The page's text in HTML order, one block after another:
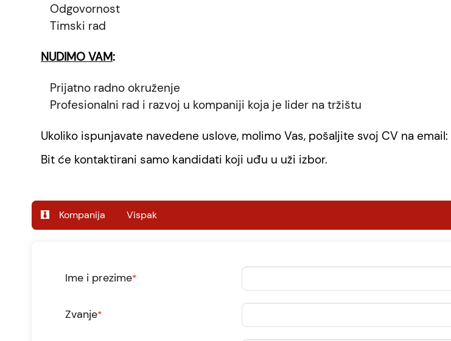
Odgovornost
Timski rad
NUDIMO VAM:
Prijatno radno okruženje
Profesionalni rad i razvoj u kompaniji koja je lider na tržištu
Ukoliko ispunjavate navedene uslove, molimo Vas, pošaljite svoj CV na email:
Bit će kontaktirani samo kandidati koji uđu u uži izbor.
Kompanija Vispak
Ime i prezime*
Zvanje*